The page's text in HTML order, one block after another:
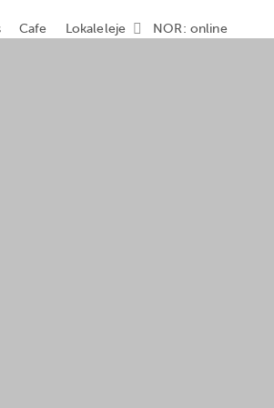
Cafe Lokaleleje NOR: online